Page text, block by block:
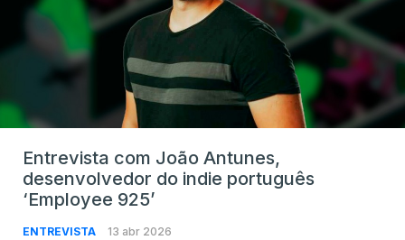
Entrevista com João Antunes,
desenvolvedor do indie português
‘Employee 925’
ENTREVISTA 13 abr 2026